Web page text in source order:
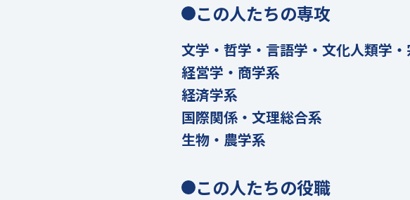
この人たちの専攻
文学・哲学・言語学・文化人類学
経営学・商学系
経済学系
国際関係・文理総合系
生物・農学系
この人たちの役職